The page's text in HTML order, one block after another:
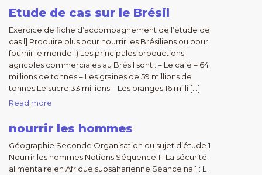
Etude de cas sur le Brésil
Exercice de fiche d’accompagnement de l’étude de
cas l] Produire plus pour nourrir les Brésiliens ou pour
fournir le monde 1) Les principales productions
agricoles commerciales au Brésil sont : – Le café = 64
millions de tonnes – Les graines de 59 millions de
tonnes Le sucre 33 millions – Les oranges 16 milli […]
Read more
nourrir les hommes
Géographie Seconde Organisation du sujet d’étude 1
Nourrir les hommes Notions Séquence 1 : La sécurité
alimentaire en Afrique subsaharienne Séance na 1 : L